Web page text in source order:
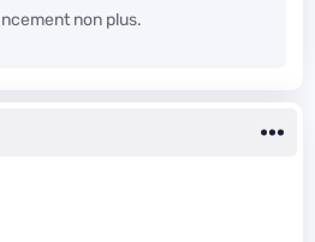
non plus.